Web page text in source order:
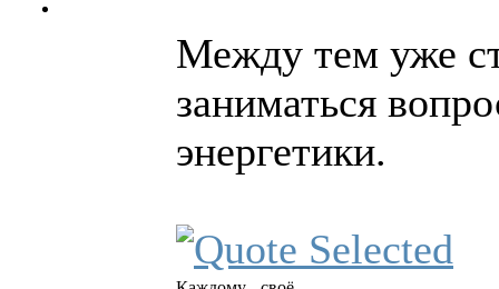
Между тем уже
заниматься
энергетики.